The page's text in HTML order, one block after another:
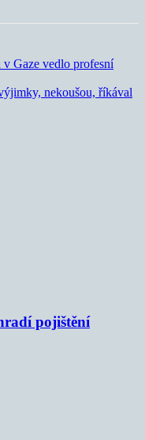
Gaze vedlo profesní
nekoušou, říkával
pojištění